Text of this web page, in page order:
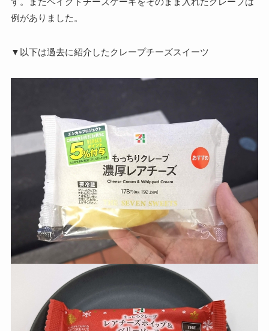
例がありました。
▼以下は過去に紹介したクレープチーズスイーツ